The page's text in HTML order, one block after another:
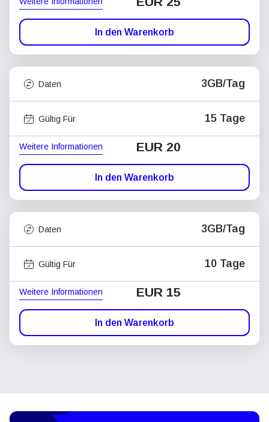
In den Warenkorb
Daten 3GB/Tag
Gültig Für 15 Tage
Weitere Informationen EUR 20
In den Warenkorb
Daten 3GB/Tag
Gültig Für 10 Tage
Weitere Informationen EUR 15
In den Warenkorb